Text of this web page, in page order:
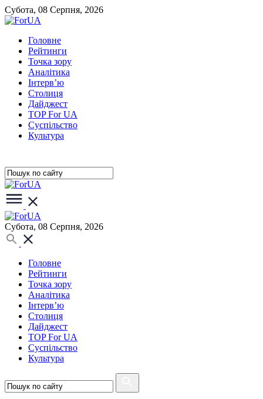
Субота, 08 Серпня, 2026
Головне
Рейтинги
Точка зору
Аналітика
Інтерв’ю
Столиця
Дайджест
TOP For UA
Суспiльство
Культура
Субота, 08 Серпня, 2026
Головне
Рейтинги
Точка зору
Аналітика
Інтерв’ю
Столиця
Дайджест
TOP For UA
Суспiльство
Культура